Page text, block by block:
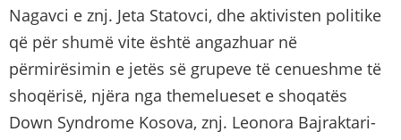
Nagavci e znj. Jeta Statovci, dhe aktivisten politike
që për shumë vite është angazhuar në
përmirësimin e jetës së grupeve të cenueshme të
shoqërisë, njëra nga themelueset e shoqatës
Down Syndrome Kosova, znj. Leonora Bajraktari-